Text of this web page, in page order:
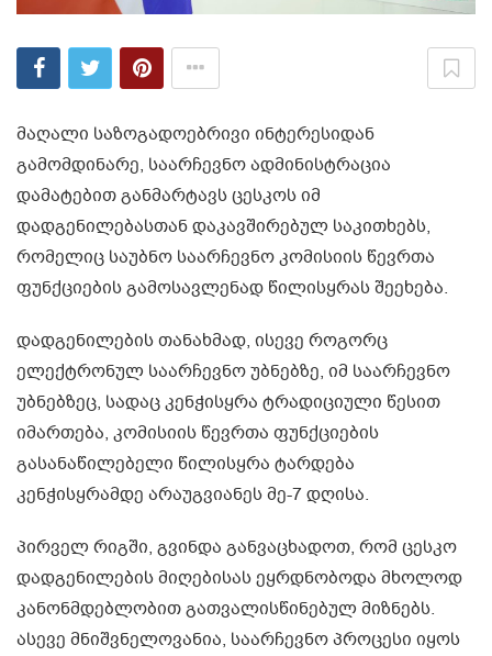
მაღალი საზოგადოებრივი ინტერესიდან
გამომდინარე, საარჩევნო ადმინისტრაცია
დამატებით განმარტავს ცესკოს იმ
დადგენილებასთან დაკავშირებულ საკითხებს,
რომელიც საუბნო საარჩევნო კომისიის წევრთა
ფუნქციების გამოსავლენად წილისყრას შეეხება.
დადგენილების თანახმად, ისევე როგორც
ელექტრონულ საარჩევნო უბნებზე, იმ საარჩევნო
უბნებზეც, სადაც კენჭისყრა ტრადიციული წესით
იმართება, კომისიის წევრთა ფუნქციების
გასანაწილებელი წილისყრა ტარდება
კენჭისყრამდე არაუგვიანეს მე-7 დღისა.
პირველ რიგში, გვინდა განვაცხადოთ, რომ ცესკო
დადგენილების მიღებისას ეყრდნობოდა მხოლოდ
კანონმდებლობით გათვალისწინებულ მიზნებს.
ასევე მნიშვნელოვანია, საარჩევნო პროცესი იყოს